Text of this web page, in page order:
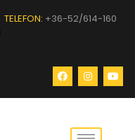
TELEFON: +36-52/614-160